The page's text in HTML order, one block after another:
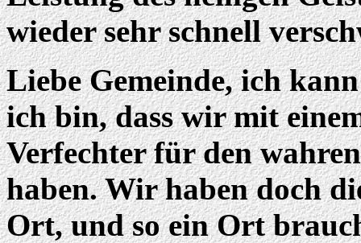
wieder sehr schnell
Liebe Gemeinde, ich
ich bin, dass wir mit
Verfechter für den
haben. Wir haben doch
Ort, und so ein Ort